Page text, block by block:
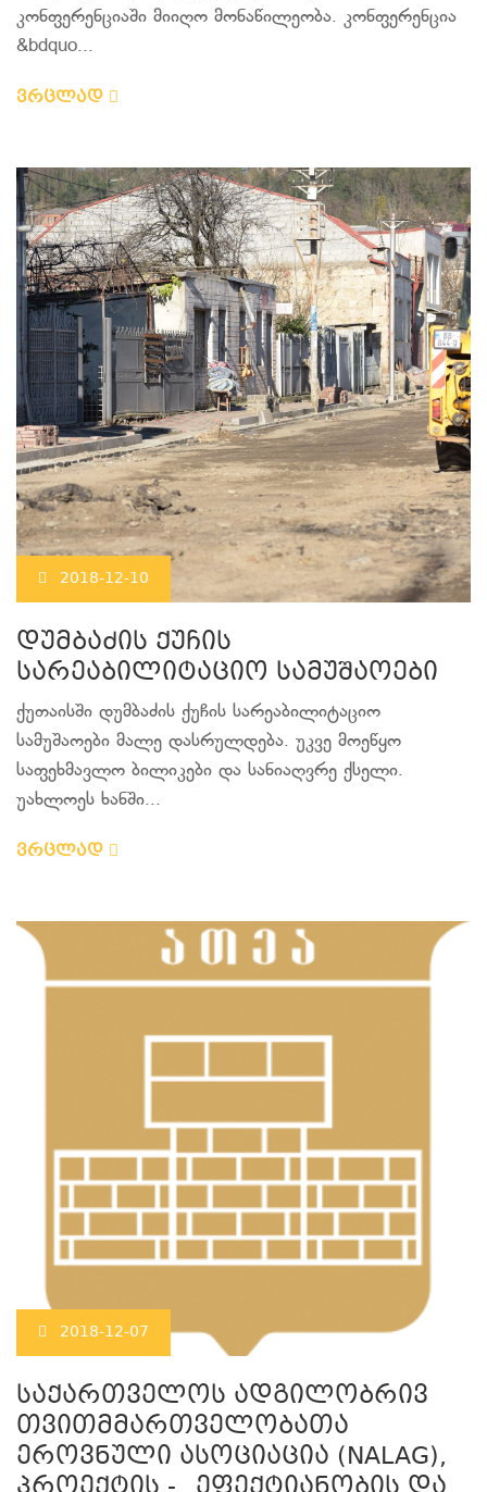
კონფერენციაში მიიღო მონაწილეობა. კონფერენცია
&bdquo...
ვრცლად
2018-12-10
დუმბაძის ქუჩის
სარეაბილიტაციო სამუშაოები
ქუთაისში დუმბაძის ქუჩის სარეაბილიტაციო
სამუშაოები მალე დასრულდება. უკვე მოეწყო
საფეხმავლო ბილიკები და სანიაღვრე ქსელი.
უახლოეს ხანში...
ვრცლად
2018-12-07
საქართველოს ადგილობრივ
თვითმმართველობათა
ეროვნული ასოციაცია (NALAG),